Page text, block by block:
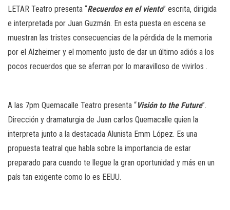
LETAR Teatro presenta “Recuerdos en el viento” escrita, dirigida
e interpretada por Juan Guzmán. En esta puesta en escena se
muestran las tristes consecuencias de la pérdida de la memoria
por el Alzheimer y el momento justo de dar un último adiós a los
pocos recuerdos que se aferran por lo maravilloso de vivirlos .
A las 7pm Quemacalle Teatro presenta “Visión to the Future”.
Dirección y dramaturgia de Juan carlos Quemacalle quien la
interpreta junto a la destacada Alunista Emm López. Es una
propuesta teatral que habla sobre la importancia de estar
preparado para cuando te llegue la gran oportunidad y más en un
país tan exigente como lo es EEUU.